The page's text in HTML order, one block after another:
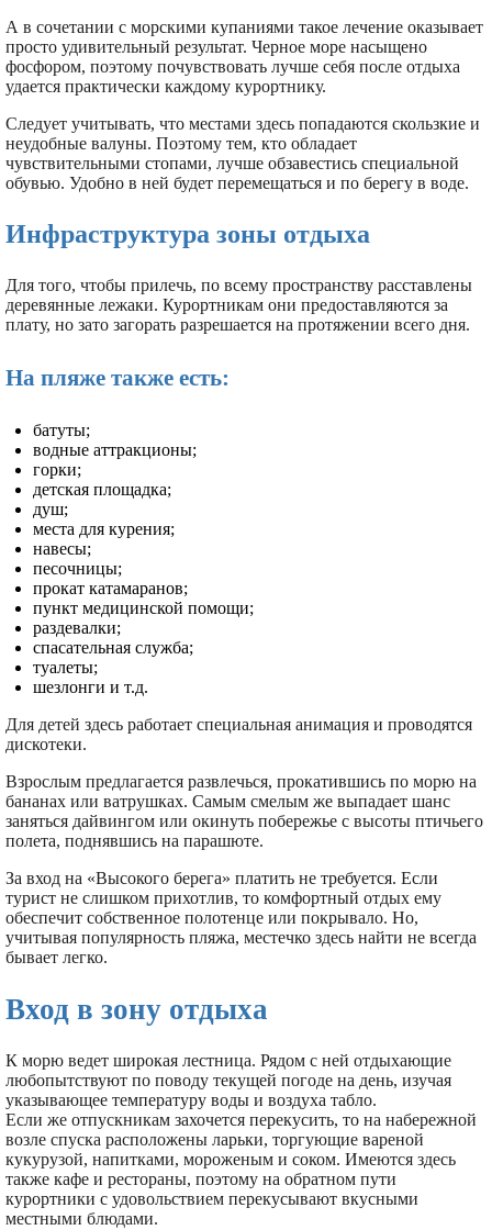
А в сочетании с морскими купаниями такое лечение оказывает
просто удивительный результат. Черное море насыщено
фосфором, поэтому почувствовать лучше себя после отдыха
удается практически каждому курортнику.
Следует учитывать, что местами здесь попадаются скользкие и
неудобные валуны. Поэтому тем, кто обладает
чувствительными стопами, лучше обзавестись специальной
обувью. Удобно в ней будет перемещаться и по берегу в воде.
Инфраструктура зоны отдыха
Для того, чтобы прилечь, по всему пространству расставлены
деревянные лежаки. Курортникам они предоставляются за
плату, но зато загорать разрешается на протяжении всего дня.
На пляже также есть:
батуты;
водные аттракционы;
горки;
детская площадка;
душ;
места для курения;
навесы;
песочницы;
прокат катамаранов;
пункт медицинской помощи;
раздевалки;
спасательная служба;
туалеты;
шезлонги и т.д.
Для детей здесь работает специальная анимация и проводятся
дискотеки.
Взрослым предлагается развлечься, прокатившись по морю на
бананах или ватрушках. Самым смелым же выпадает шанс
заняться дайвингом или окинуть побережье с высоты птичьего
полета, поднявшись на парашюте.
За вход на «Высокого берега» платить не требуется. Если
турист не слишком прихотлив, то комфортный отдых ему
обеспечит собственное полотенце или покрывало. Но,
учитывая популярность пляжа, местечко здесь найти не всегда
бывает легко.
Вход в зону отдыха
К морю ведет широкая лестница. Рядом с ней отдыхающие
любопытствуют по поводу текущей погоде на день, изучая
указывающее температуру воды и воздуха табло.
Если же отпускникам захочется перекусить, то на набережной
возле спуска расположены ларьки, торгующие вареной
кукурузой, напитками, мороженым и соком. Имеются здесь
также кафе и рестораны, поэтому на обратном пути
курортники с удовольствием перекусывают вкусными
местными блюдами.